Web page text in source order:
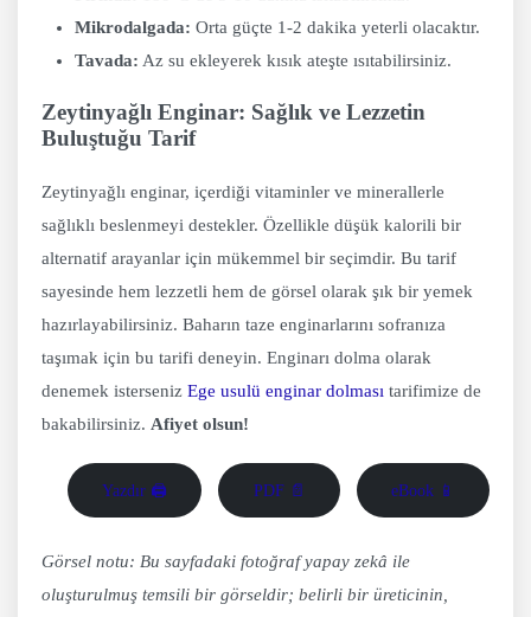
Mikrodalgada: Orta güçte 1-2 dakika yeterli olacaktır.
Tavada: Az su ekleyerek kısık ateşte ısıtabilirsiniz.
Zeytinyağlı Enginar: Sağlık ve Lezzetin
Buluştuğu Tarif
Zeytinyağlı enginar, içerdiği vitaminler ve minerallerle
sağlıklı beslenmeyi destekler. Özellikle düşük kalorili bir
alternatif arayanlar için mükemmel bir seçimdir. Bu tarif
sayesinde hem lezzetli hem de görsel olarak şık bir yemek
hazırlayabilirsiniz. Baharın taze enginarlarını sofranıza
taşımak için bu tarifi deneyin. Enginarı dolma olarak
denemek isterseniz Ege usulü enginar dolması tarifimize de
bakabilirsiniz. Afiyet olsun!
Yazdır 🖨 PDF 📄 eBook 📱
Görsel notu: Bu sayfadaki fotoğraf yapay zekâ ile
oluşturulmuş temsili bir görseldir; belirli bir üreticinin,